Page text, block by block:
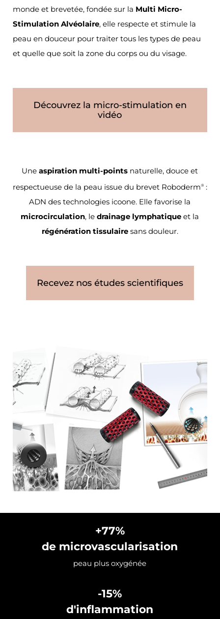
monde et brevetée, fondée sur la Multi Micro-
Stimulation Alvéolaire, elle respecte et stimule la
peau en douceur pour traiter tous les types de peau
et quelle que soit la zone du corps ou du visage.
Découvrez la micro-stimulation en
vidéo
Uneaspiration multi-points naturelle, douce et
respectueuse de la peau issue du brevet Roboderm®:
ADN des technologies icoone. Elle favorise la
microcirculation, ledrainage lymphatique et la
régénération tissulairesans douleur.
Recevez nos études scientifiques
+77%
de microvascularisation
peau plus oxygénée
-15%
d'inflammation